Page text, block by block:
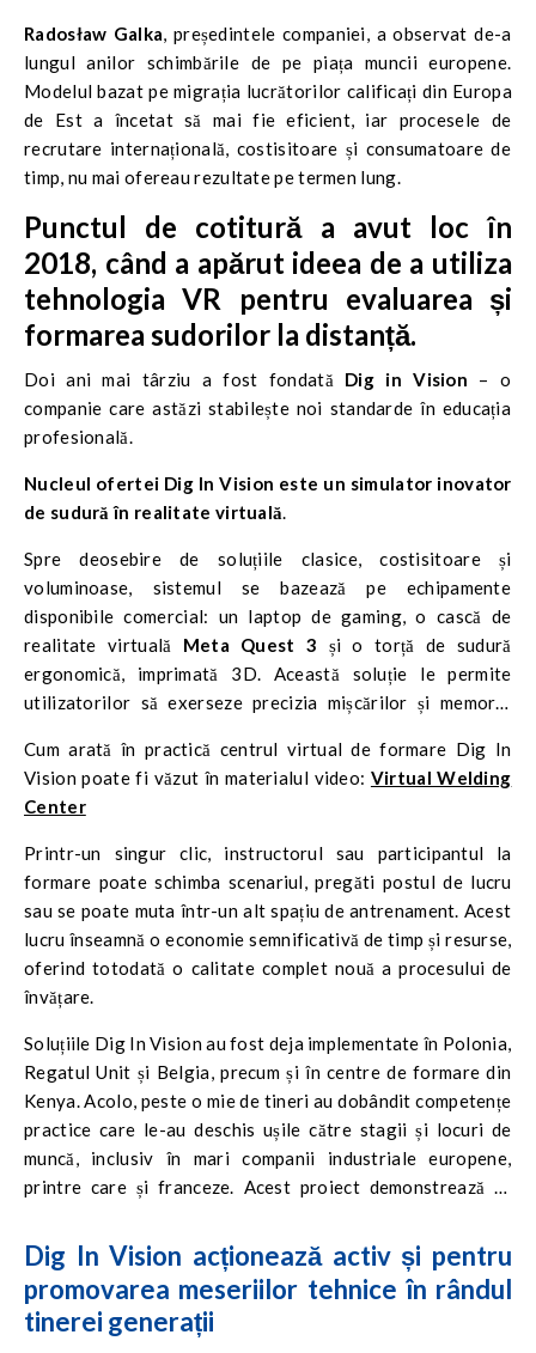
Radosław Galka, președintele companiei, a observat de-a
lungul anilor schimbările de pe piața muncii europene.
Modelul bazat pe migrația lucrătorilor calificați din Europa
de Est a încetat să mai fie eficient, iar procesele de
recrutare internațională, costisitoare și consumatoare de
timp, nu mai ofereau rezultate pe termen lung.
Punctul de cotitură a avut loc în
2018, când a apărut ideea de a utiliza
tehnologia VR pentru evaluarea și
formarea sudorilor la distanță.
Doi ani mai târziu a fost fondată Dig in Vision – o
companie care astăzi stabilește noi standarde în educația
profesională.
Nucleul ofertei Dig In Vision este un simulator inovator
de sudură în realitate virtuală.
Spre deosebire de soluțiile clasice, costisitoare și
voluminoase, sistemul se bazează pe echipamente
disponibile comercial: un laptop de gaming, o cască de
realitate virtuală Meta Quest 3 și o torță de sudură
ergonomică, imprimată 3D. Această soluție le permite
utilizatorilor să exerseze precizia mișcărilor și memoria
consum de materiale și fără a fi necesară organizarea unei
infrastructuri tehnice costisitoare.
Cum arată în practică centrul virtual de formare Dig In
Vision poate fi văzut în materialul video: Virtual Welding
Center
Printr-un singur clic, instructorul sau participantul la
formare poate schimba scenariul, pregăti postul de lucru
sau se poate muta într-un alt spațiu de antrenament. Acest
lucru înseamnă o economie semnificativă de timp și resurse,
oferind totodată o calitate complet nouă a procesului de
învățare.
Soluțiile Dig In Vision au fost deja implementate în Polonia,
Regatul Unit și Belgia, precum și în centre de formare din
Kenya. Acolo, peste o mie de tineri au dobândit competențe
practice care le-au deschis ușile către stagii și locuri de
muncă, inclusiv în mari companii industriale europene,
printre care și franceze. Acest proiect demonstrează că
de muncă din Europa, ci poate sprijini și dezvoltarea
piețelor locale ale muncii din afara granițelor sale.
Dig In Vision acționează activ și pentru
promovarea meseriilor tehnice în rândul
tinerei generații